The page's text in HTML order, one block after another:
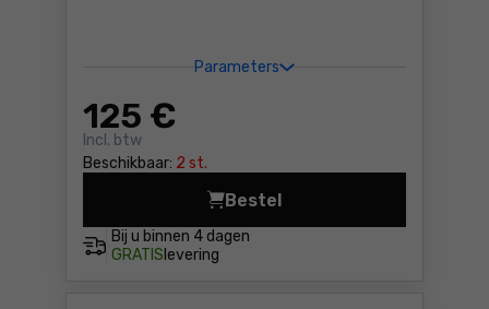
Parameters
125 €
Incl. btw
Beschikbaar: 2 st.
Bij u binnen 4 dagen
GRATIS levering
Bestel
Kettingtakel 2t Yato YT-